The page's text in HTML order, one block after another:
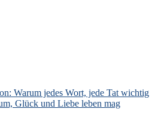
Warum jedes Wort, jede Tat wichtig
Glück und Liebe leben mag